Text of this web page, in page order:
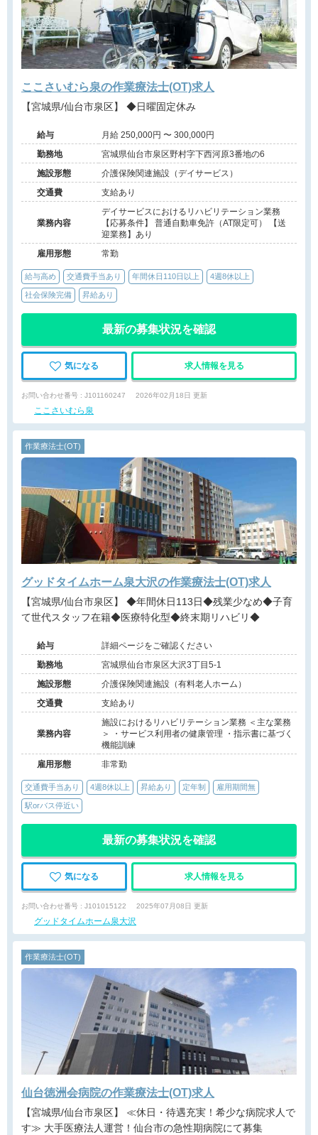
ここさいむら泉の作業療法士(OT)求人
【宮城県/仙台市泉区】 ◆日曜固定休み
給与
月給 250,000円 〜 300,000円
勤務地
宮城県仙台市泉区野村字下西河原3番地の6
施設形態
介護保険関連施設（デイサービス）
交通費
支給あり
業務内容
デイサービスにおけるリハビリテーション業務
【応募条件】 普通自動車免許（AT限定可） 【送
迎業務】あり
雇用形態
常勤
給与高め 交通費手当あり 年間休日110日以上 4週8休以上
社会保険完備 昇給あり
最新の募集状況を確認
気になる 求人情報を見る
お問い合わせ番号 : J101160247 2026年02月18日 更新
ここさいむら泉
作業療法士(OT)
グッドタイムホーム泉大沢の作業療法士(OT)求人
【宮城県/仙台市泉区】 ◆年間休日113日◆残業少なめ◆子育
て世代スタッフ在籍◆医療特化型◆終末期リハビリ◆
給与
詳細ページをご確認ください
勤務地
宮城県仙台市泉区大沢3丁目5-1
施設形態
介護保険関連施設（有料老人ホーム）
交通費
支給あり
業務内容
施設におけるリハビリテーション業務 ＜主な業務
＞ ・サービス利用者の健康管理 ・指示書に基づく
機能訓練
雇用形態
非常勤
交通費手当あり 4週8休以上 昇給あり 定年制 雇用期間無
駅orバス停近い
最新の募集状況を確認
気になる 求人情報を見る
お問い合わせ番号 : J101015122 2025年07月08日 更新
グッドタイムホーム泉大沢
作業療法士(OT)
仙台徳洲会病院の作業療法士(OT)求人
【宮城県/仙台市泉区】 ≪休日・待遇充実！希少な病院求人で
す≫ 大手医療法人運営！仙台市の急性期病院にて募集